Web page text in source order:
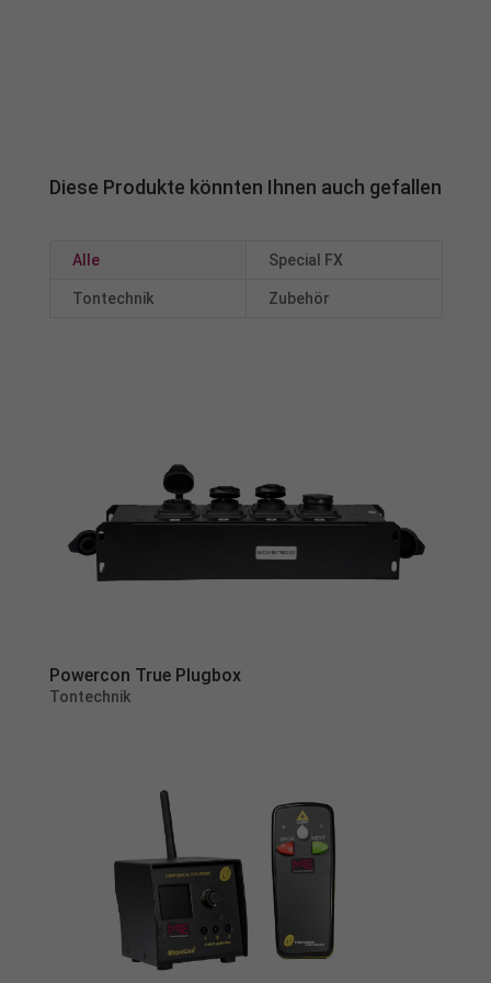
Diese Produkte könnten Ihnen auch gefallen
Alle Special FX
Tontechnik Zubehör
Powercon True Plugbox
Tontechnik